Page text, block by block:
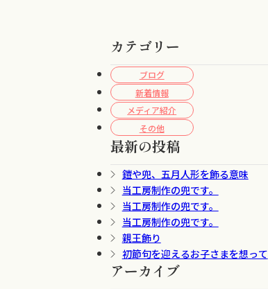
カテゴリー
ブログ
新着情報
メディア紹介
その他
最新の投稿
鎧や兜、五月人形を飾る意味
当工房制作の兜です。
当工房制作の兜です。
当工房制作の兜です。
親王飾り
初節句を迎えるお子さまを想って
アーカイブ